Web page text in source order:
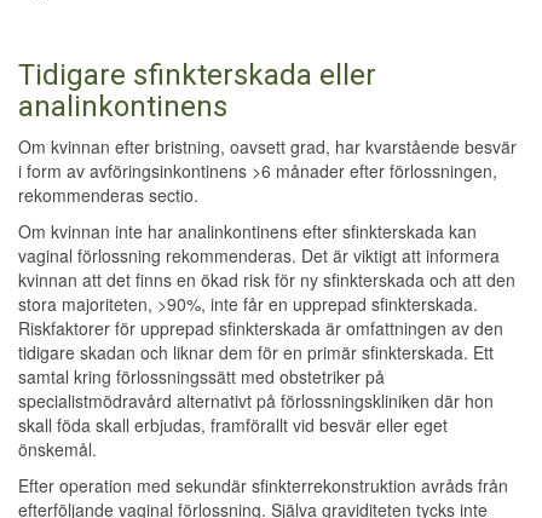
Tidigare sfinkterskada eller
analinkontinens
Om kvinnan efter bristning, oavsett grad, har kvarstående besvär
i form av avföringsinkontinens >6 månader efter förlossningen,
rekommenderas sectio.
Om kvinnan inte har analinkontinens efter sfinkterskada kan
vaginal förlossning rekommenderas. Det är viktigt att informera
kvinnan att det finns en ökad risk för ny sfinkterskada och att den
stora majoriteten, >90%, inte får en upprepad sfinkterskada.
Riskfaktorer för upprepad sfinkterskada är omfattningen av den
tidigare skadan och liknar dem för en primär sfinkterskada. Ett
samtal kring förlossningssätt med obstetriker på
specialistmödravård alternativt på förlossningskliniken där hon
skall föda skall erbjudas, framförallt vid besvär eller eget
önskemål.
Efter operation med sekundär sfinkterrekonstruktion avråds från
efterföljande vaginal förlossning. Själva graviditeten tycks inte